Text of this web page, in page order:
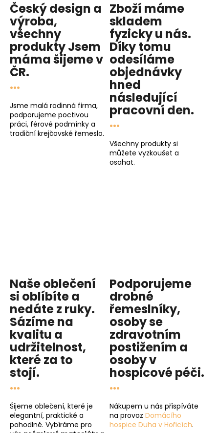
Český design a
výroba,
všechny
produktyJsem
mámašijeme v
ČR.
...
Jsme malá rodinná firma,
podporujeme poctivou
práci, férové podmínky a
tradiční krejčovské řemeslo.
Zboží máme
skladem
fyzicky u nás.
Díky tomu
odesíláme
objednávky
hned
následující
pracovní den.
...
Všechny produkty si
můžete vyzkoušet a
osahat.
Naše oblečení
si oblíbíte a
nedáte z ruky.
Sázíme na
kvalitu a
udržitelnost,
které za to
stojí.
...
Šijeme oblečení, které je
elegantní, praktické a
pohodlné. Vybíráme pro
Podporujeme
drobné
řemeslníky,
osoby se
zdravotním
postižením a
osoby v
hospicové péči.
...
Nákupem u nás přispíváte
na provoz Domácího
hospice Duha v Hořicích.